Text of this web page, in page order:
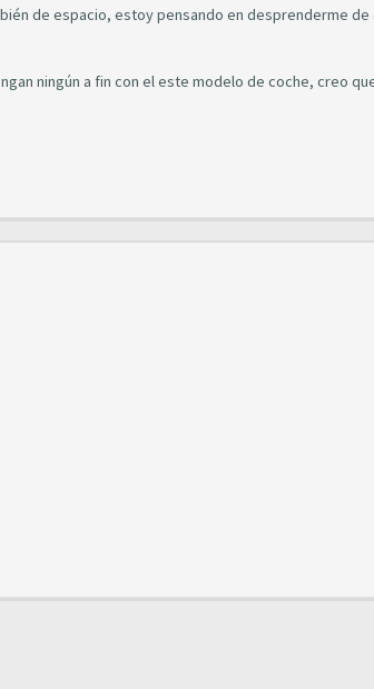
de espacio, estoy pensando en desprenderme de
ningún a fin con el este modelo de coche, creo